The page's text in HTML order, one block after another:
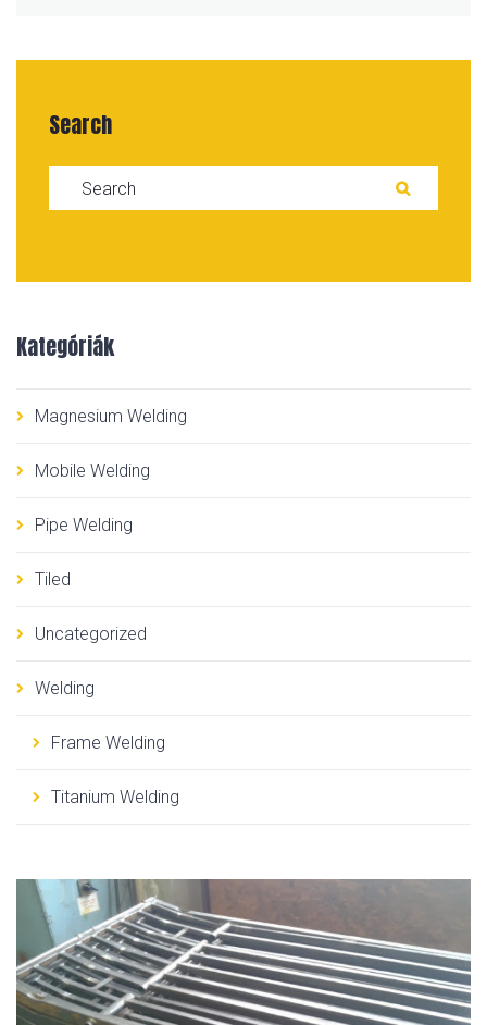
Search
Search for:
Kategóriák
Magnesium Welding
Mobile Welding
Pipe Welding
Tiled
Uncategorized
Welding
Frame Welding
Titanium Welding